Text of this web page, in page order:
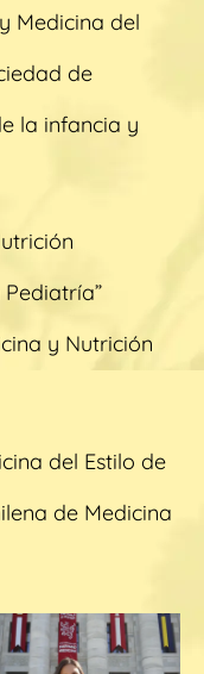
Medicina del
de
la infancia y
y Nutrición
del Estilo de
de Medicina